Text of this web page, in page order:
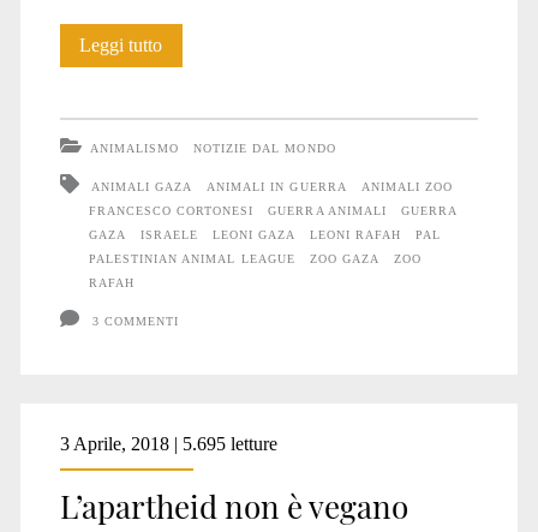
Leggi tuttoAnche
la
guerra
ANIMALISMO NOTIZIE DAL MONDO
ANIMALI GAZA ANIMALI IN GUERRA
ANIMALI ZOO
FRANCESCO CORTONESI
GUERRA ANIMALI
GUERRA
GAZA
ISRAELE LEONI GAZA LEONI RAFAH
PAL
PALESTINIAN ANIMAL LEAGUE
ZOO GAZA
ZOO
RAFAH
3 COMMENTI
3 Aprile, 2018 | 5.695 letture
L’apartheid non è vegano